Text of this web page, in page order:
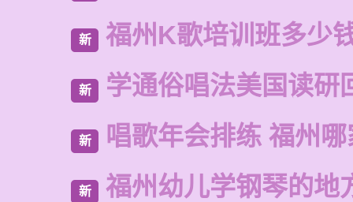
新 福州K歌培训班多少
新 学通俗唱法美国读研
新 唱歌年会排练 福州
新 福州幼儿学钢琴的地